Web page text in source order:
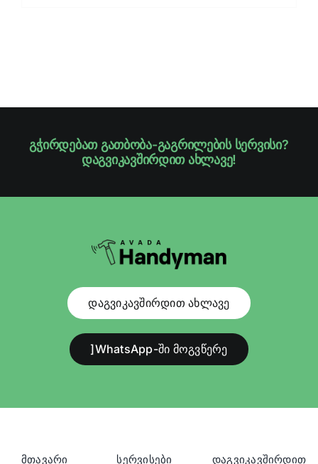
გჭირდებათ გათბობა-გაგრილების სერვისი?
დაგვიკავშირდით ახლავე!
დაგვიკავშირდით ახლავე
]WhatsApp-ში მოგვწერე
მთავარი სერვისები დაგვიკავშირდით